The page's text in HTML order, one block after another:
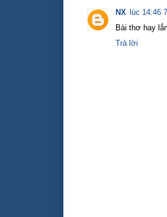
NX lúc 14:46
Bài thơ hay
Trả lời